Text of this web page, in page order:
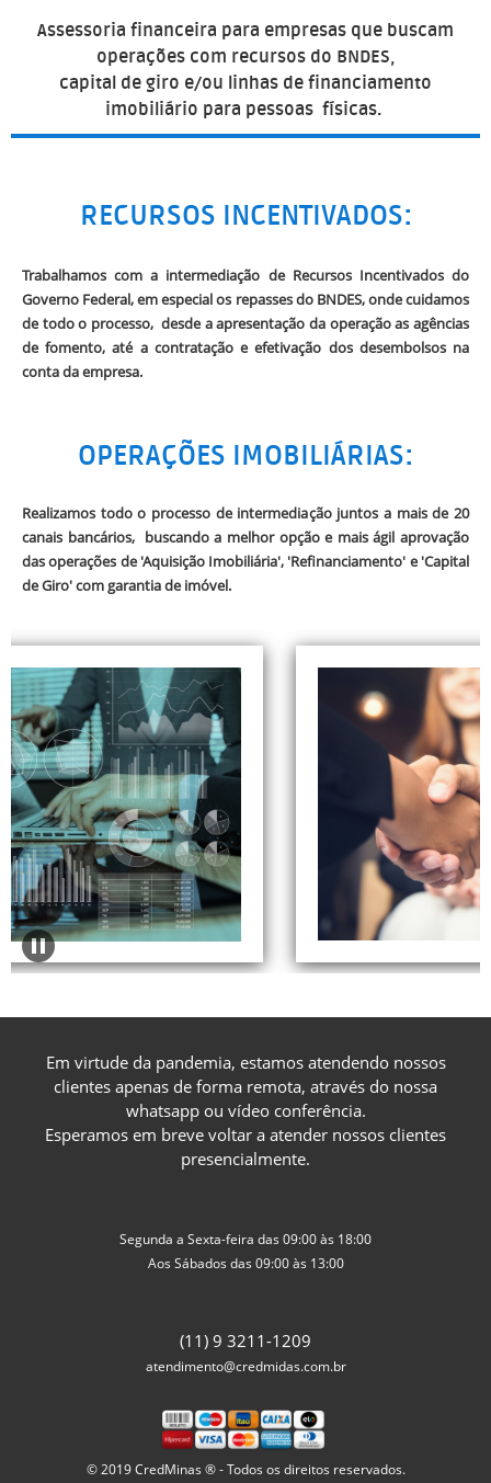
Assessoria financeira para empresas que buscam
operações com recursos do BNDES,
capital de giro e/ou linhas de financiamento
imobiliário para pessoas físicas.
RECURSOS INCENTIVADOS:
Trabalhamos com a intermediação de Recursos Incentivados do
Governo Federal, em especial os repasses do BNDES, onde cuidamos
de todo o processo, desde a apresentação da operação as agências
de fomento, até a contratação e efetivação dos desembolsos na
conta da empresa.
OPERAÇÕES IMOBILIÁRIAS:
Realizamos todo o processo de intermediação juntos a mais de 20
canais bancários, buscando a melhor opção e mais ágil aprovação
das operações de 'Aquisição Imobiliária', 'Refinanciamento' e 'Capital
de Giro' com garantia de imóvel.
Em virtude da pandemia, estamos atendendo nossos
clientes apenas de forma remota, através do nossa
whatsapp ou vídeo conferência.
Esperamos em breve voltar a atender nossos clientes
presencialmente.
Segunda a Sexta-feira das 09:00 às 18:00
Aos Sábados das 09:00 às 13:00
(11) 9 3211-1209
atendimento@credmidas.com.br
© 2019 CredMinas ® - Todos os direitos reservados.